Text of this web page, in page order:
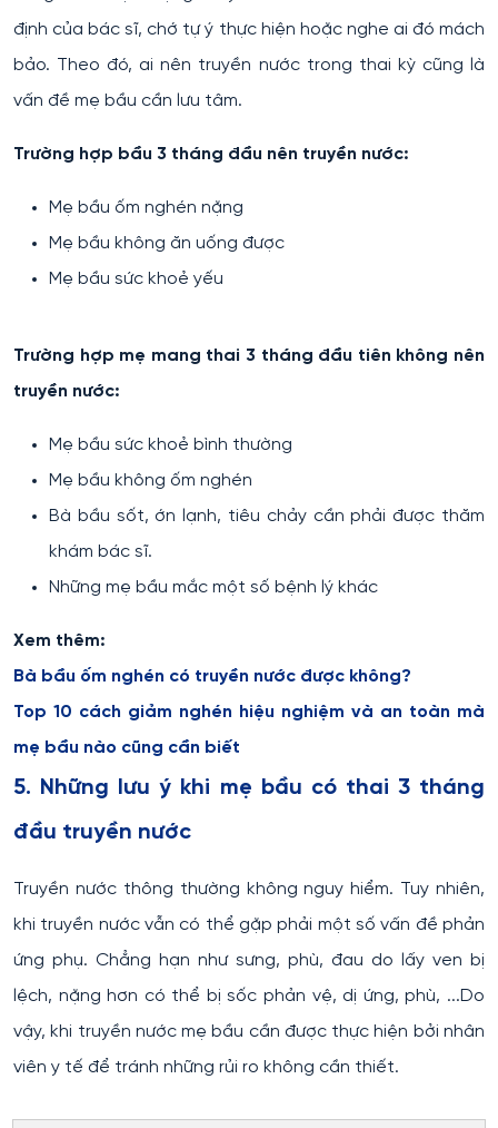
định của bác sĩ, chớ tự ý thực hiện hoặc nghe ai đó mách
bảo. Theo đó, ai nên truyền nước trong thai kỳ cũng là
vấn đề mẹ bầu cần lưu tâm.
Trường hợp bầu 3 tháng đầu nên truyền nước:
Mẹ bầu ốm nghén nặng
Mẹ bầu không ăn uống được
Mẹ bầu sức khoẻ yếu
Trường hợp mẹ mang thai 3 tháng đầu tiên không nên
truyền nước:
Mẹ bầu sức khoẻ bình thường
Mẹ bầu không ốm nghén
Bà bầu sốt, ớn lạnh, tiêu chảy cần phải được thăm
khám bác sĩ.
Những mẹ bầu mắc một số bệnh lý khác
Xem thêm:
Bà bầu ốm nghén có truyền nước được không?
Top 10 cách giảm nghén hiệu nghiệm và an toàn mà
mẹ bầu nào cũng cần biết
5. Những lưu ý khi mẹ bầu có thai 3 tháng
đầu truyền nước
Truyền nước thông thường không nguy hiểm. Tuy nhiên,
khi truyền nước vẫn có thể gặp phải một số vấn đề phản
ứng phụ. Chẳng hạn như sưng, phù, đau do lấy ven bị
lệch, nặng hơn có thể bị sốc phản vệ, dị ứng, phù, ...Do
vậy, khi truyền nước mẹ bầu cần được thực hiện bởi nhân
viên y tế để tránh những rủi ro không cần thiết.